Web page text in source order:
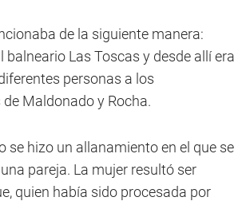
de la siguiente manera:
balneario Las Toscas y desde allí era
personas a los
Maldonado y Rocha.
se hizo un allanamiento en el que se
pareja. La mujer resultó ser
quien había sido procesada por